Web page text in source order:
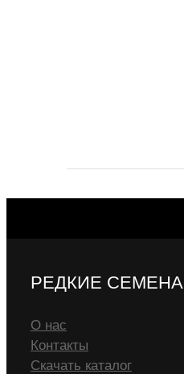
РЕДКИЕ СЕМЕНА
О нас
Контакты
Скачать каталог